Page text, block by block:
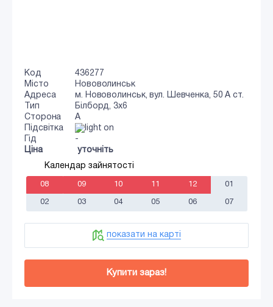
Код
436277
Місто
Нововолинськ
Адреса
м. Нововолинськ, вул. Шевченка, 50 А ст.
Тип
Білборд, 3х6
Сторона
A
Підсвітка
Гід
-
Ціна
уточніть
Календар зайнятості
08 09 10 11 12 01
02 03 04 05 06 07
показати на карті
Купити зараз!